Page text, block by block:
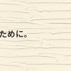
めに。